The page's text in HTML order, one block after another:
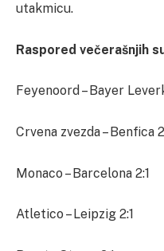
utakmicu.
Raspored večerašnjih
Feyenoord – Bayer
Crvena zvezda – Benfica
Monaco – Barcelona 2:1
Atletico – Leipzig 2:1